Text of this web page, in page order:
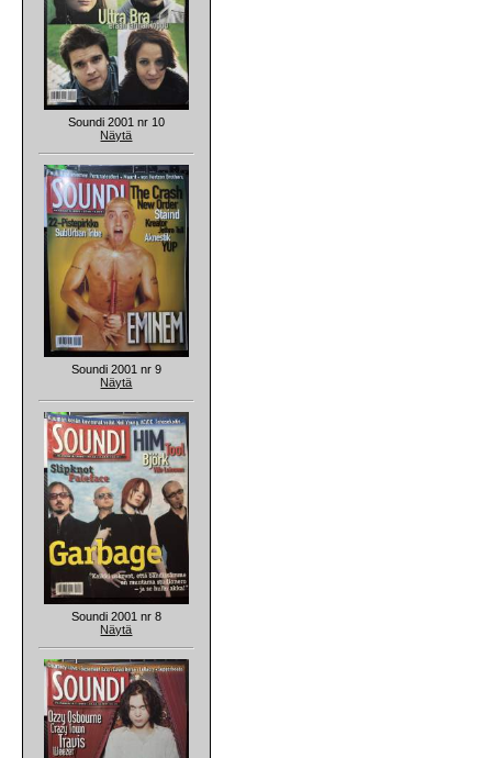
Soundi 2001 nr 10
Näytä
Soundi 2001 nr 9
Näytä
Soundi 2001 nr 8
Näytä